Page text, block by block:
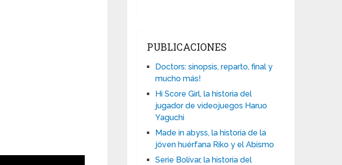
PUBLICACIONES
Doctors: sinopsis, reparto, final y
mucho más!
Hi Score Girl, la historia del
jugador de videojuegos Haruo
Yaguchi
Made in abyss, la historia de la
jóven huérfana Riko y el Abismo
Serie Bolívar, la historia del